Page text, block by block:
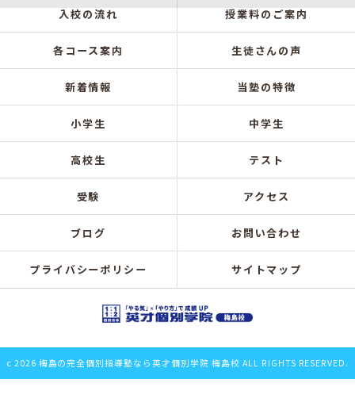
入校の流れ 授業料のご案内
各コース案内 生徒さんの声
新着情報 当塾の特徴
小学生 中学生
高校生 テスト
受験 アクセス
ブログ お問い合わせ
プライバシーポリシー サイトマップ
c 2026 梅島の完全個別指導塾なら英才個別学院 梅島校 ALL RIGHTS RESERVED.